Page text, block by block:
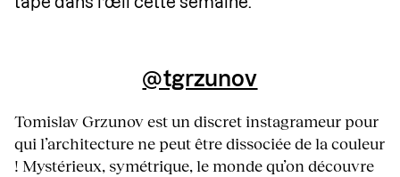
@tgrzunov
Tomislav Grzunov est un discret instagrameur pour
qui l’architecture ne peut être dissociée de la couleur
! Mystérieux, symétrique, le monde qu’on découvre